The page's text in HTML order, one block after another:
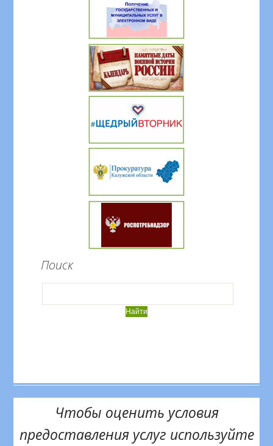
Поиск
Чтобы оценить условия
предоставления услуг используйте